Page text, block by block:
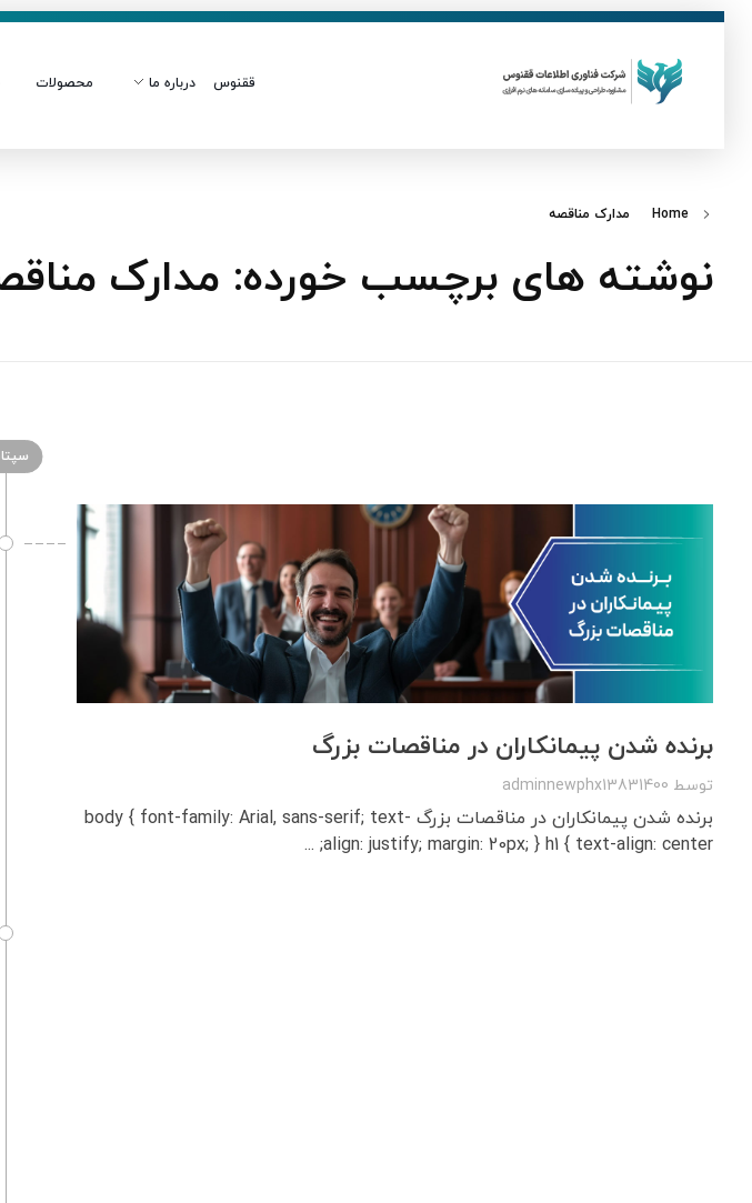
ققنوس درباره ما محصولات
Home مدارک مناقصه
نوشته های برچسب خورده: مدارک
برنده شدن پیمانکاران در مناقصات بزرگ
توسط adminnewphx13831400
برنده شدن پیمانکاران در مناقصات بزرگ body { font-family: Arial, sans-serif; text-
align: justify; margin: 20px; } h1 { text-align: center; ...